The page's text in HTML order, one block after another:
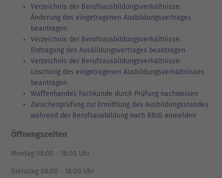
Verzeichnis der Berufsausbildungsverhältnisse:
Änderung des eingetragenen Ausbildungsvertrages
beantragen
Verzeichnis der Berufsausbildungsverhältnisse:
Eintragung des Ausbildungsvertrages beantragen
Verzeichnis der Berufsausbildungsverhältnisse:
Löschung des eingetragenen Ausbildungsverhältnisses
beantragen
Waffenhandel: Fachkunde durch Prüfung nachweisen
Zwischenprüfung zur Ermittlung des Ausbildungsstandes
während der Berufsausbildung nach BBIG anmelden
Öffnungszeiten
Montag 08:00 - 18:00 Uhr
Dienstag 08:00 - 18:00 Uhr